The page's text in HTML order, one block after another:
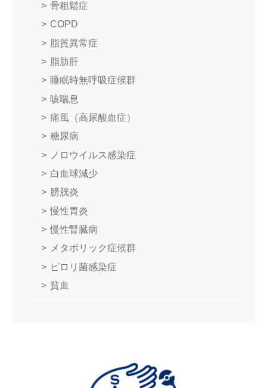
骨粗鬆症
COPD
脂質異常症
脂肪肝
睡眠時無呼吸症候群
咳喘息
痛風（高尿酸血症）
糖尿病
ノロウイルス感染症
白血球減少
膀胱炎
慢性胃炎
慢性腎臓病
メタボリック症候群
ピロリ菌感染症
貧血